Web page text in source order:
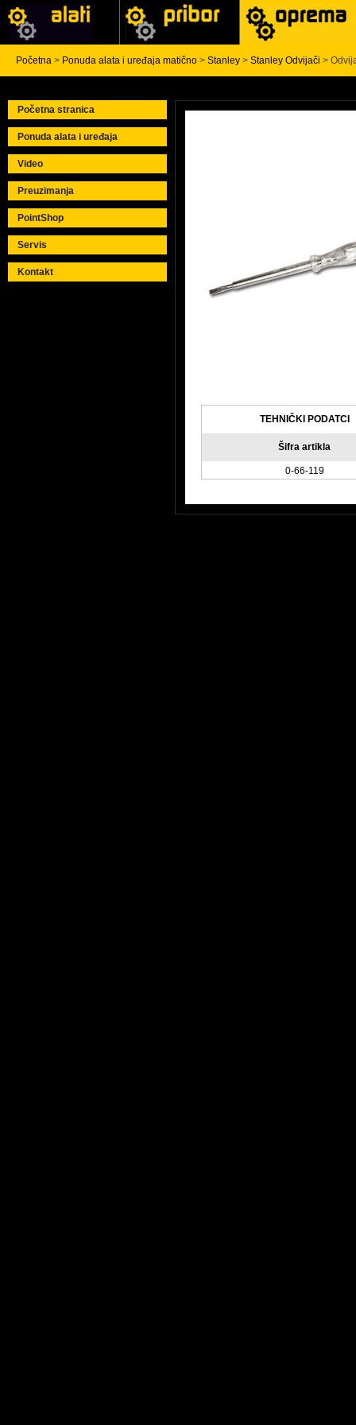
Početna > Ponuda alata i uređaja matično > Stanley > Stanley Odvijači >
Početna stranica
Ponuda alata i uređaja
Video
Preuzimanja
PointShop
Servis
Kontakt
TEHNIČKI PODATCI
Šifra artikla
0-66-119